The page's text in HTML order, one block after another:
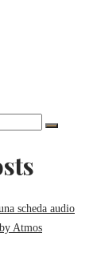
scheda audio
Atmos